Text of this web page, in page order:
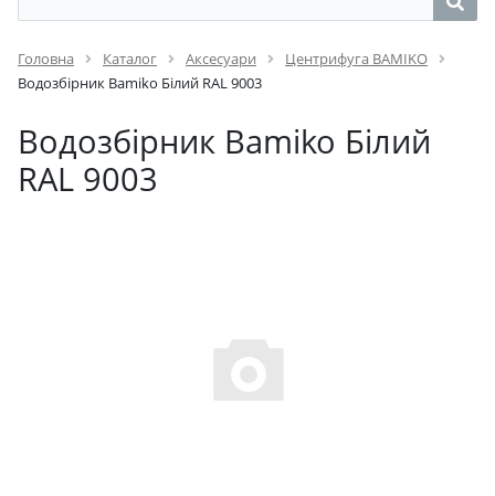
Головна Каталог Аксесуари
Центрифуга BAMIKO
Водозбірник Bamiko Білий RAL 9003
Водозбірник Bamiko Білий
RAL 9003